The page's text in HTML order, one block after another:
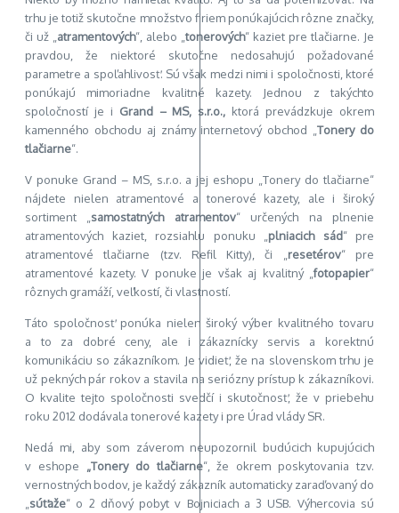
trhu je totiž skutočne množstvo firiem ponúkajúcich rôzne značky,
či už „ atramentových“, alebo „ tonerových“ kaziet pre tlačiarne. Je
pravdou, že niektoré skutočne nedosahujú požadované
parametre a spoľahlivosť. Sú však medzi nimi i spoločnosti, ktoré
ponúkajú mimoriadne kvalitné kazety. Jednou z takýchto
spoločností je i Grand – MS, s.r.o., ktorá prevádzkuje okrem
kamenného obchodu aj známy internetový obchod „Tonery do
tlačiarne“.
V ponuke Grand – MS, s.r.o. a jej eshopu „Tonery do tlačiarne“
nájdete nielen atramentové a tonerové kazety, ale i široký
sortiment „ samostatných atramentov“ určených na plnenie
atramentových kaziet, rozsiahlu ponuku „ plniacich sád“ pre
atramentové tlačiarne (tzv. Refil Kitty), či „ resetérov“ pre
atramentové kazety. V ponuke je však aj kvalitný „fotopapier“
rôznych gramáží, veľkostí, či vlastností.
Táto spoločnosť ponúka nielen široký výber kvalitného tovaru
a to za dobré ceny, ale i zákaznícky servis a korektnú
komunikáciu so zákazníkom. Je vidieť, že na slovenskom trhu je
už pekných pár rokov a stavila na seriózny prístup k zákazníkovi.
O kvalite tejto spoločnosti svedčí i skutočnosť, že v priebehu
roku 2012 dodávala tonerové kazety i pre Úrad vlády SR.
Nedá mi, aby som záverom neupozornil budúcich kupujúcich
v eshope „Tonery do tlačiarne“, že okrem poskytovania tzv.
vernostných bodov, je každý zákazník automaticky zaraďovaný do
súťaže“ o 2 dňový pobyt v Bojniciach a 3 USB. Výhercovia sú